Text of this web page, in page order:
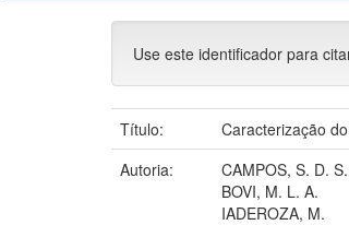
Use este identificador para
Título:
Caracterização
Autoria:
CAMPOS, S. D. S.
BOVI, M. L. A.
IADEROZA, M.